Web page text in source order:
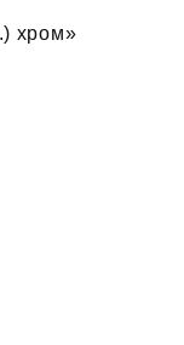
хром»